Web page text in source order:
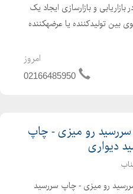
بازاریابی و بازارسازی ایجاد یک
بین تولیدکننده یا عرضهکننده
نکتهای بسیار مهم است. مشتریان
با توجه به رقابتهای نزدیک
امروز
02166485950
رو ميزی - چاپ
دیواری
رو ميزی - چاپ سررسید